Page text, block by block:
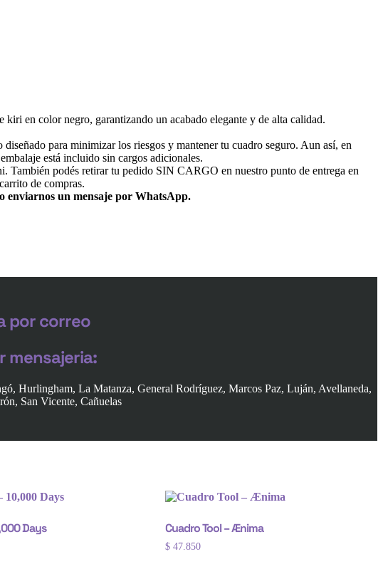
en color negro, garantizando un acabado elegante y de alta calidad.
para minimizar los riesgos y mantener tu cuadro seguro. Aun así, en
está incluido sin cargos adicionales.
podés retirar tu pedido SIN CARGO en nuestro punto de entrega en
de compras.
o enviarnos un mensaje por WhatsApp.
por correo
mensajeria:
Hurlingham, La Matanza, General Rodríguez, Marcos Paz, Luján, Avellaneda,
San Vicente, Cañuelas
Days Cuadro Tool – Ænima
$47.850